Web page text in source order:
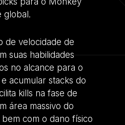
global.
de velocidade de
suas habilidades
no alcance para o
acumular stacks do
kills na fase de
área massivo do
com o dano físico